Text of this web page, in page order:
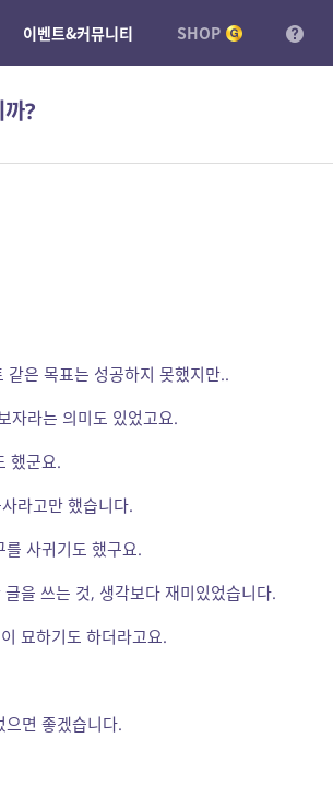
이벤트&커뮤니티 SHOP
?
은 목표는 성공하지 못했지만..
자라는 의미도 있었고요.
했군요.
라고만 했습니다.
사귀기도 했구요.
을 쓰는 것, 생각보다 재미있었습니다.
묘하기도 하더라고요.
면 좋겠습니다.